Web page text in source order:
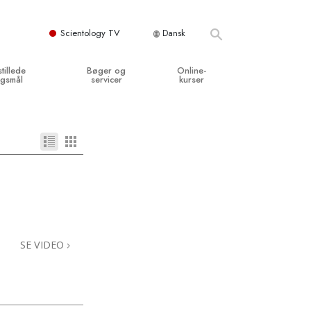
Scientology TV Dansk
Bøger og
servicer
Online-
kurser
Tilværelsens dynamikker
Integritet og ærlighed
SE VIDEO